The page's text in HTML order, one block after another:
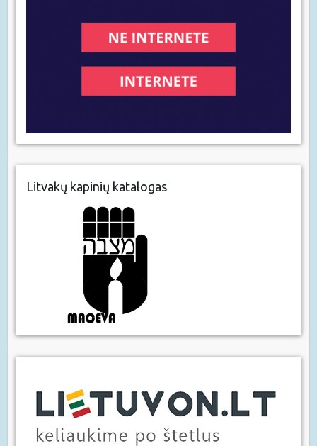
Litvakų kapinių katalogas